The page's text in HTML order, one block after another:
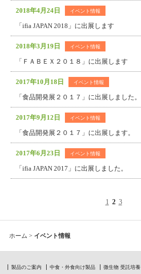
2018年4月24日 イベント情報
「ifia JAPAN 2018」に出展します
2018年3月19日 イベント情報
「ＦＡＢＥＸ２０１８」に出展します
2017年10月18日 イベント情報
「食品開発展２０１７」に出展しました。
2017年9月12日 イベント情報
「食品開発展２０１７」に出展します。
2017年6月23日 イベント情報
「ifia JAPAN 2017」に出展しました。
1 2 3
ホーム > イベント情報
製品のご案内 中食・外食向け製品 微生物 受託培養